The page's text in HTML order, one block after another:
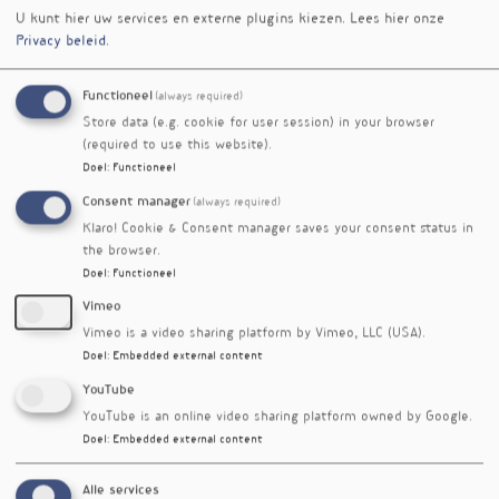
vooral inultra-processed food. De onderzoekers
zijn er daarom niet uit of dit een metabool
eten.
De focus van de studie lag op het metabolisme
in onderhuids vetweefsel, maar de onderzoekers
hadden graag ook een metabool profiel
opgemaakt van orgaanvet, dat een slechtere
invloed heeft op de gezondheid. Na zes dagen
hadden de deelnemers 2% vetmassa en 4,4%
van spiermassa maar ook van vocht en
glycogeen. De insulinegevoeligheid nam sterk
Referenties
Bråtveit M, Strømland PP, Laupsa-Borge J et al. A Very-
(FASTOMICS-6). J Clin Endocrinol Metab. 2025
U kunt hier uw services en externe plugins kiezen. Lees hier onze
Privacy beleid.
Functioneel (always required)
Store data (e.g. cookie for user session) in your browser
(required to use this website).
Doel : Functioneel
Consent manager (always required)
Klaro! Cookie & Consent manager saves your consent status in
the browser.
Doel : Functioneel
Vimeo
Vimeo is a video sharing platform by Vimeo, LLC (USA).
Doel : Embedded external content
YouTube
YouTube is an online video sharing platform owned by Google.
Doel : Embedded external content
Alle services